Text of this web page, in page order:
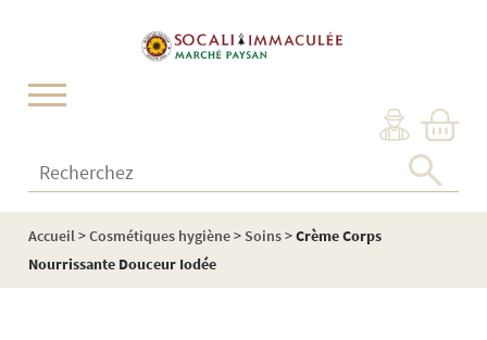
Recherchez :
Accueil>Cosmétiques hygiène> Soins>Crème Corps
Nourrissante Douceur Iodée